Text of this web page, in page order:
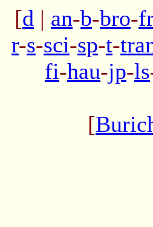
[d | an-b-bro-fr
r-s-sci-sp-t-
fi-hau-jp-ls
[